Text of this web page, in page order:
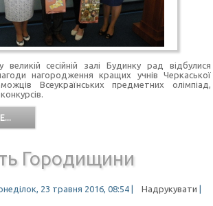
сесійній залі Будинку рад відбулися
нагородження кращих учнів Черкаської
Всеукраїнських предметних олімпіад,
Городищини
23 травня 2016, 08:54 Надрукувати